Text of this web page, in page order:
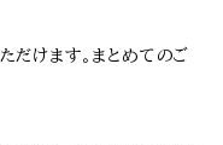
けます。まとめてのご